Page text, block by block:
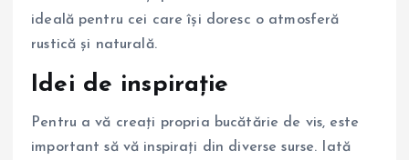
ideală pentru cei care își doresc o atmosferă
rustică și naturală.
Idei de inspirație
Pentru a vă creați propria bucătărie de vis, este
important să vă inspirați din diverse surse. Iată